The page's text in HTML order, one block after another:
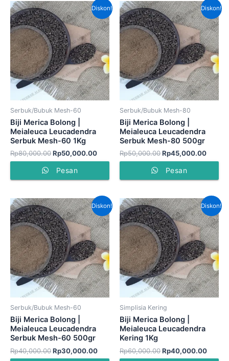
Diskon!
Serbuk/Bubuk Mesh-60
Biji Merica Bolong |
Meialeuca Leucadendra
Serbuk Mesh-60 1Kg
Rp80,000.00
Harga
aslinya
adalah:
Rp80,000.00.
Rp50,000.00
Harga
saat
ini
adalah:
Rp50,000.00.
Pesan
Diskon!
Serbuk/Bubuk Mesh-80
Biji Merica Bolong |
Meialeuca Leucadendra
Serbuk Mesh-80 500gr
Rp50,000.00
Harga
aslinya
adalah:
Rp50,000.00.
Rp45,000.00
Harga
saat
ini
Pesan
Diskon!
Serbuk/Bubuk Mesh-60
Biji Merica Bolong |
Meialeuca Leucadendra
Serbuk Mesh-60 500gr
Rp40,000.00
Harga
aslinya
adalah:
Rp40,000.00.
Rp30,000.00
Harga
saat
ini
adalah:
Rp30,000.00.
Diskon!
Simplisia Kering
Biji Merica Bolong |
Meialeuca Leucadendra
Kering 1Kg
Rp60,000.00
Harga
aslinya
adalah:
Rp60,000.00.
Rp40,000.00
Harga
saat
ini